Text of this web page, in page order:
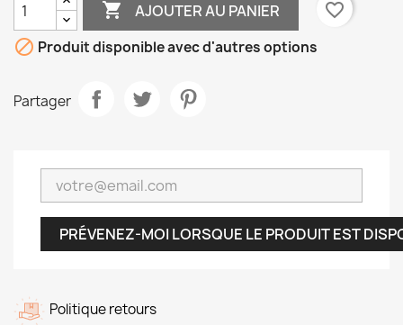
 AJOUTER AU PANIER
favorite_border
 Produit disponible avec d'autres options
Partager
PRÉVENEZ-MOI LORSQUE LE PRODUIT EST
Politique retours